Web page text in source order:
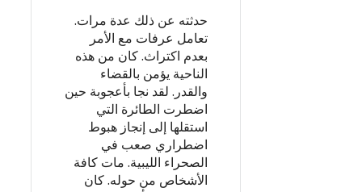
حدثته عن ذلك عدة مرات.
تعامل عرفات مع الأمر
بعدم اكتراث. كان من هذه
الناحية يؤمن بالقضاء
والقدر. لقد نجا بأعجوبة حين
اضطرت الطائرة التي
استقلها إلى إنجاز هبوط
اضطراري صعب في
الصحراء الليبية. مات كافة
الأشخاص من حوله. كان